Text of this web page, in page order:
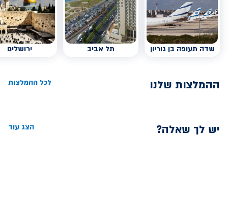
שדה תעופה בן גוריון תל אביב ירושלים
ההמלצות שלנו לכל ההמלצות
יש לך שאלה? הצג עוד